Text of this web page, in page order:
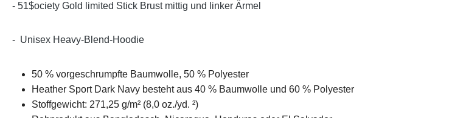
- 51$ociety Gold limited Stick Brust mittig und linker Ärmel
- Unisex Heavy-Blend-Hoodie
50 % vorgeschrumpfte Baumwolle, 50 % Polyester
Heather Sport Dark Navy besteht aus 40 % Baumwolle und 60 % Polyester
Stoffgewicht: 271,25 g/m² (8,0 oz./yd. ²)